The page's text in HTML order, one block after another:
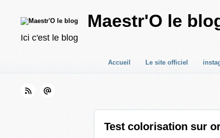
Maestr'O le
Ici c'est le blog
Accueil Le site officiel
Test colorisation sur